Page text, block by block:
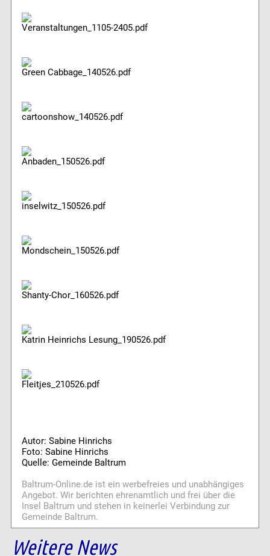
Veranstaltungen_1105-2405.pdf
Green Cabbage_140526.pdf
cartoonshow_140526.pdf
Anbaden_150526.pdf
inselwitz_150526.pdf
Mondschein_150526.pdf
Shanty-Chor_160526.pdf
Katrin Heinrichs Lesung_190526.pdf
Fleitjes_210526.pdf
Autor: Sabine Hinrichs
Foto: Sabine Hinrichs
Quelle: Gemeinde Baltrum
Baltrum-Online.de ist ein werbefreies und unabhängiges
Angebot. Wir berichten ehrenamtlich und frei über die
Insel Baltrum und stehen in keinerlei Verbindung zur
Gemeinde Baltrum.
Weitere News